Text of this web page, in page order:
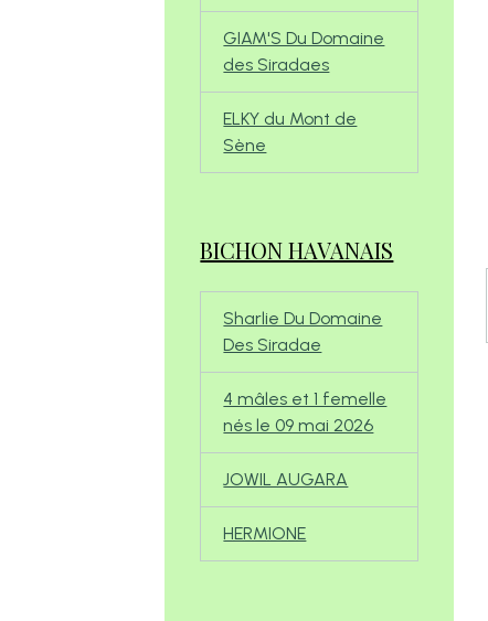
GIAM'S Du Domaine
des Siradaes
ELKY du Mont de
Sène
BICHON HAVANAIS
Sharlie Du Domaine
Des Siradae
4 mâles et 1 femelle
nés le 09 mai 2026
JOWIL AUGARA
HERMIONE